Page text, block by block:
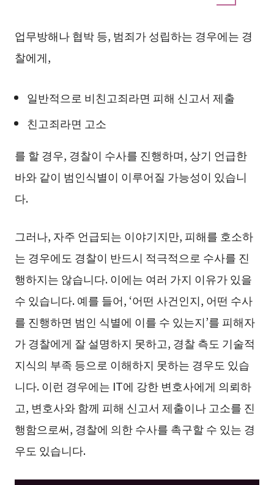
업무방해나 협박 등, 범죄가 성립하는 경우에는 경
찰에게,
일반적으로 비친고죄라면 피해 신고서 제출
친고죄라면 고소
를 할 경우, 경찰이 수사를 진행하며, 상기 언급한
바와 같이 범인식별이 이루어질 가능성이 있습니
다.
그러나, 자주 언급되는 이야기지만, 피해를 호소하
는 경우에도 경찰이 반드시 적극적으로 수사를 진
행하지는 않습니다. 이에는 여러 가지 이유가 있을
수 있습니다. 예를 들어, ‘어떤 사건인지, 어떤 수사
를 진행하면 범인 식별에 이를 수 있는지’를 피해자
가 경찰에게 잘 설명하지 못하고, 경찰 측도 기술적
지식의 부족 등으로 이해하지 못하는 경우도 있습
니다. 이런 경우에는 IT에 강한 변호사에게 의뢰하
고, 변호사와 함께 피해 신고서 제출이나 고소를 진
행함으로써, 경찰에 의한 수사를 촉구할 수 있는 경
우도 있습니다.